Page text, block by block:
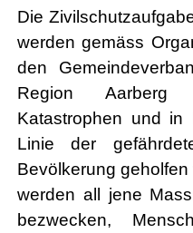
Die
werden gemäss
den
Region Aarberg
Katastrophen und in
Linie der
Bevölkerung
werden all jene
bezwecken,